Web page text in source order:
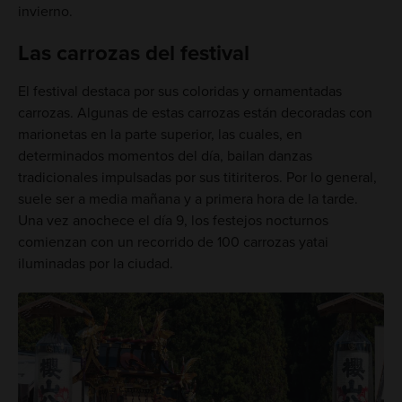
invierno.
Las carrozas del festival
El festival destaca por sus coloridas y ornamentadas
carrozas. Algunas de estas carrozas están decoradas con
marionetas en la parte superior, las cuales, en
determinados momentos del día, bailan danzas
tradicionales impulsadas por sus titiriteros. Por lo general,
suele ser a media mañana y a primera hora de la tarde.
Una vez anochece el día 9, los festejos nocturnos
comienzan con un recorrido de 100 carrozas yatai
iluminadas por la ciudad.